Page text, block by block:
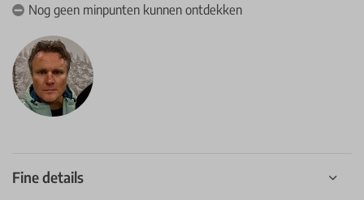
Nog geen minpunten kunnen ontdekken
Fine details